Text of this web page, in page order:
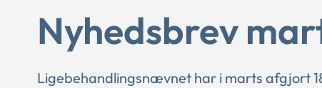
Nyhedsbrev
Ligebehandlingsnævnet har i marts afgjort